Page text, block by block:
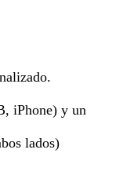
imagen
iPhone) y un
lados)